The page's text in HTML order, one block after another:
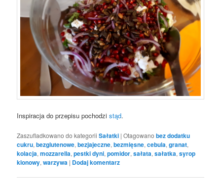
Inspiracja do przepisu pochodzistąd.
Zaszufladkowano do kategorii Sałatki |Otagowano bez dodatku
cukru,bezglutenowe,bezjajeczne,bezmięsne,cebula,granat,
kolacja,mozzarella,pestki dyni,pomidor,sałata,sałatka,syrop
klonowy,warzywa | Dodaj komentarz